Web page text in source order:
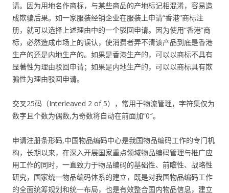
请。因为用地名作商标，与某些商品的产地标记相混淆，容易造
成欺骗后果。如一家服装经销企业在服装上申请“香港”商标注
册，就可以选择上述理由中的一个驳回申请。因为使用“香港”商
标，必然造成市场上的误认，使消费者弄不清该产品到底是香港
生产的还是内地生产的。如果是香港生产的，可以以商标不具有
显著性为理由驳回申请；如果是内地生产的，可以以商标具有欺
骗性为理由驳回申请。
交叉25码（Interleaved 2 of 5），常用于物流管理，字符集仅为
数字且个数为偶数,为奇数将自动在前面加”0″。
申请注册条形码,中国物品编码中心是我国物品编码工作的专门机
构，长期以来，在深入开展国家重点领域物品编码管理与推广应
用工作的同时，一直致力于物品编码的基础性、前瞻性、战略性
研究，国家统一物品编码体系的建立，既是对我国物品编码工作
的全面统筹规划和统一布局，也是有效整合国内物品信息，建立